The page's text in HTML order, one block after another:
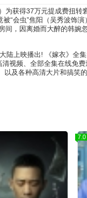
获得37万元提成费扭转
“会虫”焦阳（吴秀波饰
间，因离婚而大醉的韩婉
陆上映播出! 《嫁衣》全
视频、全部全集在线免
及各种高清大片和搞笑的
7.0